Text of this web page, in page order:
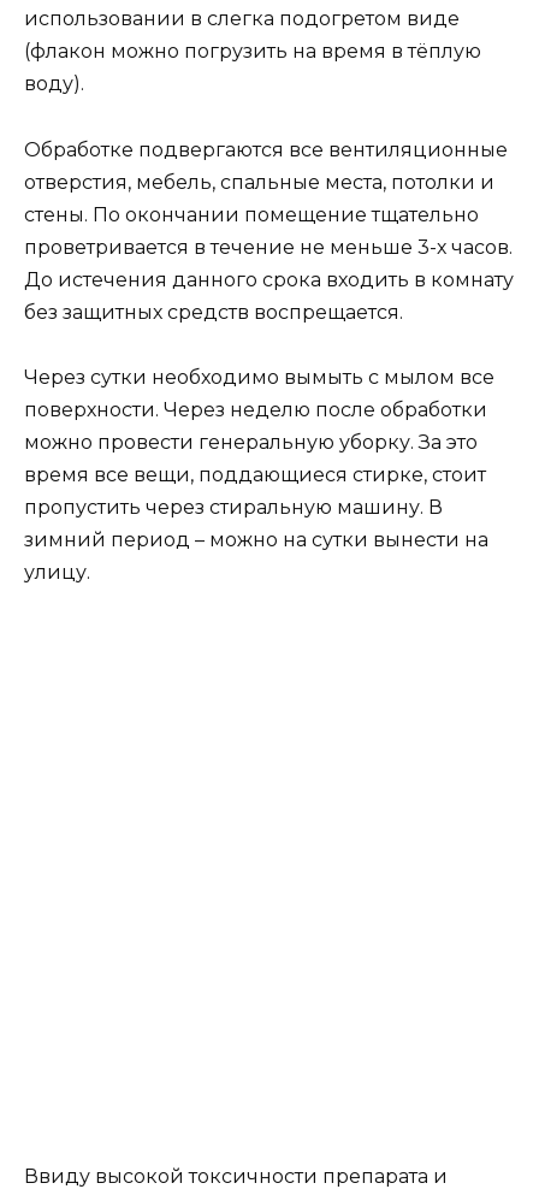
использовании в слегка подогретом виде
(флакон можно погрузить на время в тёплую
воду).
Обработке подвергаются все вентиляционные
отверстия, мебель, спальные места, потолки и
стены. По окончании помещение тщательно
проветривается в течение не меньше 3-х часов.
До истечения данного срока входить в комнату
без защитных средств воспрещается.
Через сутки необходимо вымыть с мылом все
поверхности. Через неделю после обработки
можно провести генеральную уборку. За это
время все вещи, поддающиеся стирке, стоит
пропустить через стиральную машину. В
зимний период – можно на сутки вынести на
улицу.
Ввиду высокой токсичности препарата и